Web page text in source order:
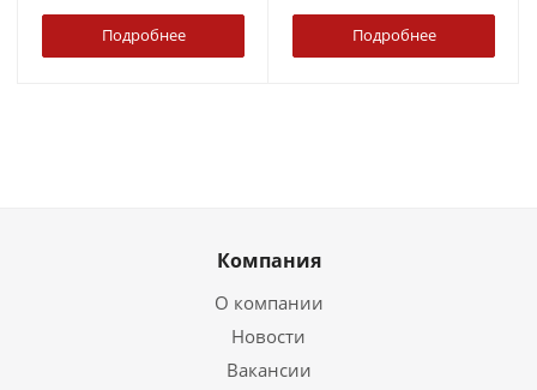
Подробнее Подробнее
Компания
О компании
Новости
Вакансии